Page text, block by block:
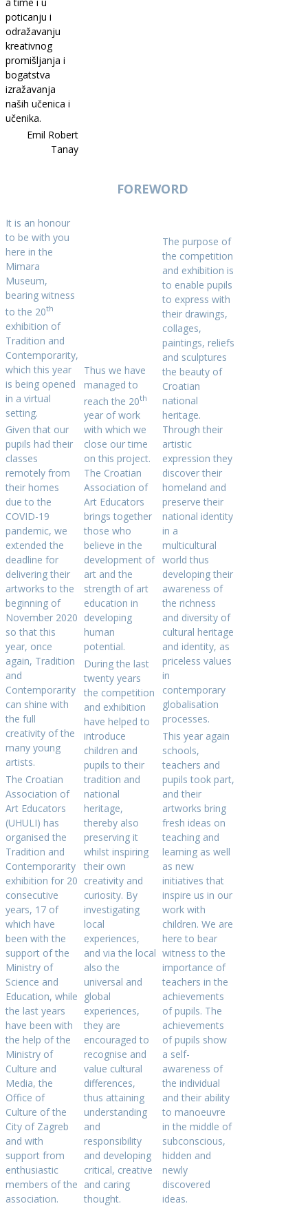
poticanju i
odražavanju
kreativnog
promišljanja i
bogatstva
izražavanja
naših učenica i
učenika.
Emil Robert
Tanay
FOREWORD
It is an honour
to be with you
here in the
Mimara
Museum,
bearing witness
to the 20th
exhibition of
Tradition and
Contemporarity,
which this year
is being opened
in a virtual
setting.
Given that our
pupils had their
classes
remotely from
their homes
due to the
COVID-19
pandemic, we
extended the
deadline for
delivering their
artworks to the
beginning of
November 2020
so that this
year, once
again, Tradition
and
Contemporarity
can shine with
the full
creativity of the
many young
artists.
The Croatian
Association of
Art Educators
(UHULI) has
organised the
Tradition and
Contemporarity
exhibition for 20
consecutive
years, 17 of
which have
been with the
support of the
Ministry of
Science and
Education, while
the last years
have been with
the help of the
Ministry of
Culture and
Media, the
Office of
Culture of the
City of Zagreb
and with
support from
enthusiastic
members of the
association.
Thus we have
managed to
reach the 20th
year of work
with which we
close our time
on this project.
The Croatian
Association of
Art Educators
brings together
those who
believe in the
development of
art and the
strength of art
education in
developing
human
potential.
During the last
twenty years
the competition
and exhibition
have helped to
introduce
children and
pupils to their
tradition and
national
heritage,
thereby also
preserving it
whilst inspiring
their own
creativity and
curiosity. By
investigating
local
experiences,
and via the local
also the
universal and
global
experiences,
they are
encouraged to
recognise and
value cultural
differences,
thus attaining
understanding
and
responsibility
and developing
critical, creative
and caring
thought.
The purpose of
the competition
and exhibition is
to enable pupils
to express with
their drawings,
collages,
paintings, reliefs
and sculptures
the beauty of
Croatian
national
heritage.
Through their
artistic
expression they
discover their
homeland and
preserve their
national identity
in a
multicultural
world thus
developing their
awareness of
the richness
and diversity of
cultural heritage
and identity, as
priceless values
in
contemporary
globalisation
processes.
This year again
schools,
teachers and
pupils took part,
and their
artworks bring
fresh ideas on
teaching and
learning as well
as new
initiatives that
inspire us in our
work with
children. We are
here to bear
witness to the
importance of
teachers in the
achievements
of pupils. The
achievements
of pupils show
a self-
awareness of
the individual
and their ability
to manoeuvre
in the middle of
subconscious,
hidden and
newly
discovered
ideas.